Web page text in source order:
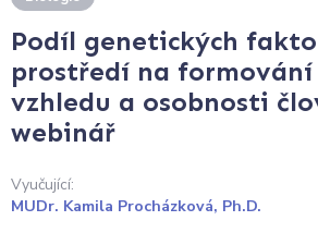
Podíl genetických
prostředí na formování
vzhledu a osobnosti
webinář
Vyučující:
MUDr. Kamila Procházková, Ph.D.